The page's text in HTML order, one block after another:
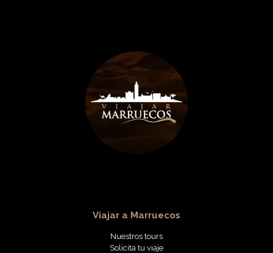
Viajar a Marruecos
Nuestros tours
Solicita tu viaje